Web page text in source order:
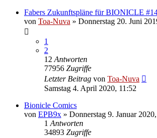
Fabers Zukunftspläne für BIONICLE
von Toa-Nuva » Donnerstag 20. Juni
1
2
12 Antworten
77956 Zugriffe
Letzter Beitrag von Toa-Nuva
Samstag 4. April 2020, 11:52
Bionicle Comics
von EPB9x » Donnerstag 9. Januar
1 Antworten
34893 Zugriffe